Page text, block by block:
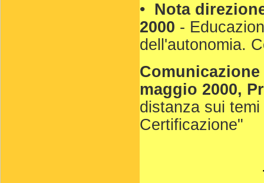
• Nota
2000 -
dell'autonomia.
Comunicazione
maggio 2000,
distanza sui
Certificazione"